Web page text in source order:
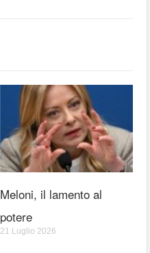
Meloni, il lamento al
potere
21 Luglio 2026